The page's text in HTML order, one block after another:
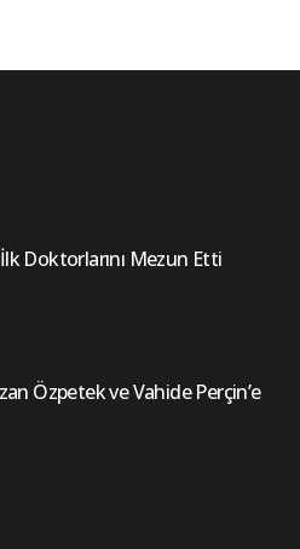
Doktorlarını Mezun Etti
Özpetek ve Vahide Perçin’e